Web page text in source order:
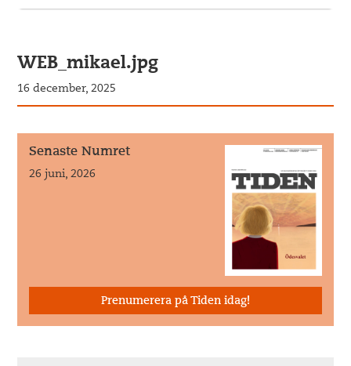
WEB_mikael.jpg
16 december, 2025
Senaste Numret
26 juni, 2026
Prenumerera på Tiden idag!